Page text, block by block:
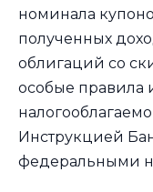
номинала
полученных
облигаций со
особые правила
Инструкцией
федеральными